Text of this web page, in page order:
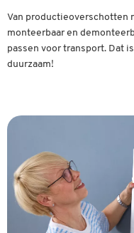
Van productieoverschotten
monteerbaar en
passen voor transport. Dat
duurzaam!